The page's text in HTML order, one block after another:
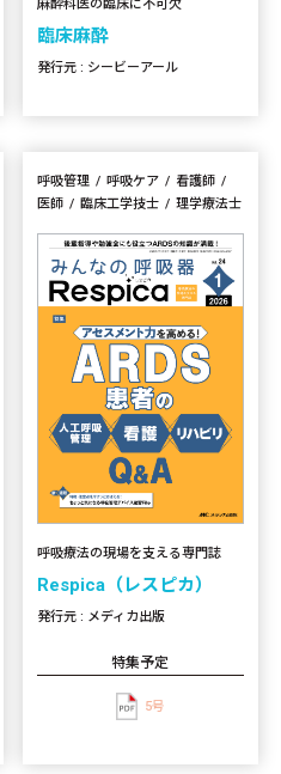
麻酔科医の臨床に不可欠
臨床麻酔
発行元 : シービーアール
呼吸管理 呼吸ケア
看護師
医師
臨床工学技士 理学療法士
呼吸療法の現場を支える専門誌
Respica（レスピカ）
発行元 : メディカ出版
特集予定
5号